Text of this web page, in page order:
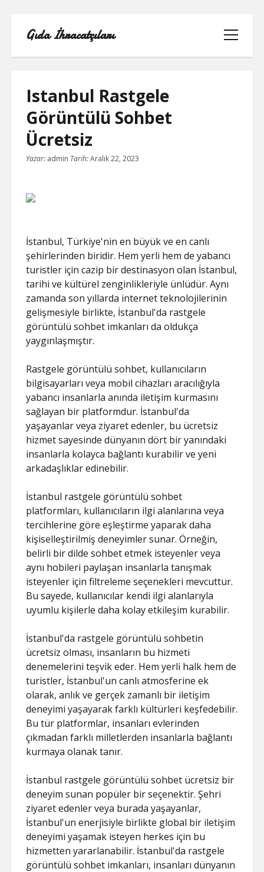
Gıda İhracatçıları
menüyü
aç
BEDAVA ŞIFRESIZ FACEBOOK BEĞENI
RETWEET KASMA ŞIFRESIZ
SAYFA LISTESI
Istanbul Rastgele
Görüntülü Sohbet
Ücretsiz
Yazar: admin Tarih:Aralık 22, 2023
İstanbul, Türkiye'nin en büyük ve en canlı
şehirlerinden biridir. Hem yerli hem de yabancı
turistler için cazip bir destinasyon olan İstanbul,
tarihi ve kültürel zenginlikleriyle ünlüdür. Aynı
zamanda son yıllarda internet teknolojilerinin
gelişmesiyle birlikte, İstanbul'da rastgele
görüntülü sohbet imkanları da oldukça
yaygınlaşmıştır.
Rastgele görüntülü sohbet, kullanıcıların
bilgisayarları veya mobil cihazları aracılığıyla
yabancı insanlarla anında iletişim kurmasını
sağlayan bir platformdur. İstanbul'da
yaşayanlar veya ziyaret edenler, bu ücretsiz
hizmet sayesinde dünyanın dört bir yanındaki
insanlarla kolayca bağlantı kurabilir ve yeni
arkadaşlıklar edinebilir.
İstanbul rastgele görüntülü sohbet
platformları, kullanıcıların ilgi alanlarına veya
tercihlerine göre eşleştirme yaparak daha
kişiselleştirilmiş deneyimler sunar. Örneğin,
belirli bir dilde sohbet etmek isteyenler veya
aynı hobileri paylaşan insanlarla tanışmak
isteyenler için filtreleme seçenekleri mevcuttur.
Bu sayede, kullanıcılar kendi ilgi alanlarıyla
uyumlu kişilerle daha kolay etkileşim kurabilir.
İstanbul'da rastgele görüntülü sohbetin
ücretsiz olması, insanların bu hizmeti
denemelerini teşvik eder. Hem yerli halk hem de
turistler, İstanbul'un canlı atmosferine ek
olarak, anlık ve gerçek zamanlı bir iletişim
deneyimi yaşayarak farklı kültürleri keşfedebilir.
Bu tür platformlar, insanları evlerinden
çıkmadan farklı milletlerden insanlarla bağlantı
kurmaya olanak tanır.
İstanbul rastgele görüntülü sohbet ücretsiz bir
deneyim sunan popüler bir seçenektir. Şehri
ziyaret edenler veya burada yaşayanlar,
İstanbul'un enerjisiyle birlikte global bir iletişim
deneyimi yaşamak isteyen herkes için bu
hizmetten yararlanabilir. İstanbul'da rastgele
görüntülü sohbet imkanları, insanları dünyanın